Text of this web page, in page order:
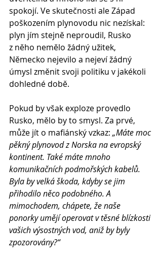
spokojí. Ve skutečnosti ale Západ
poškozením plynovodu nic nezískal:
plyn jím stejně neproudil, Rusko
z něho nemělo žádný užitek,
Německo nejevilo a nejeví žádný
úmysl změnit svoji politiku v jakékoli
dohledné době.
Pokud by však exploze provedlo
Rusko, mělo by to smysl. Za prvé,
může jít o mafiánský vzkaz: „Máte moc
pěkný plynovod z Norska na evropský
kontinent. Také máte mnoho
komunikačních podmořských kabelů.
Byla by velká škoda, kdyby se jim
přihodilo něco podobného. A
mimochodem, chápete, že naše
ponorky umějí operovat v těsné blízkosti
vašich výsostných vod, aniž by byly
zpozorovány?“